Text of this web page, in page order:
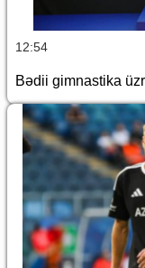
12:54
Bədii gimnastika